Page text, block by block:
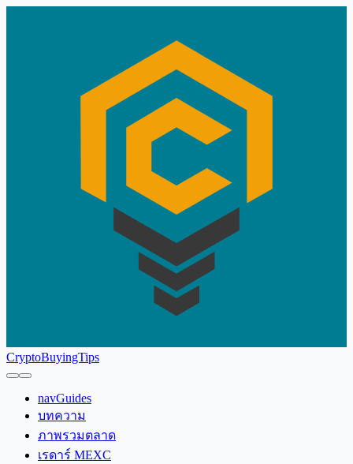
CryptoBuyingTips
navGuides
บทความ
ภาพรวมตลาด
เรดาร์ MEXC